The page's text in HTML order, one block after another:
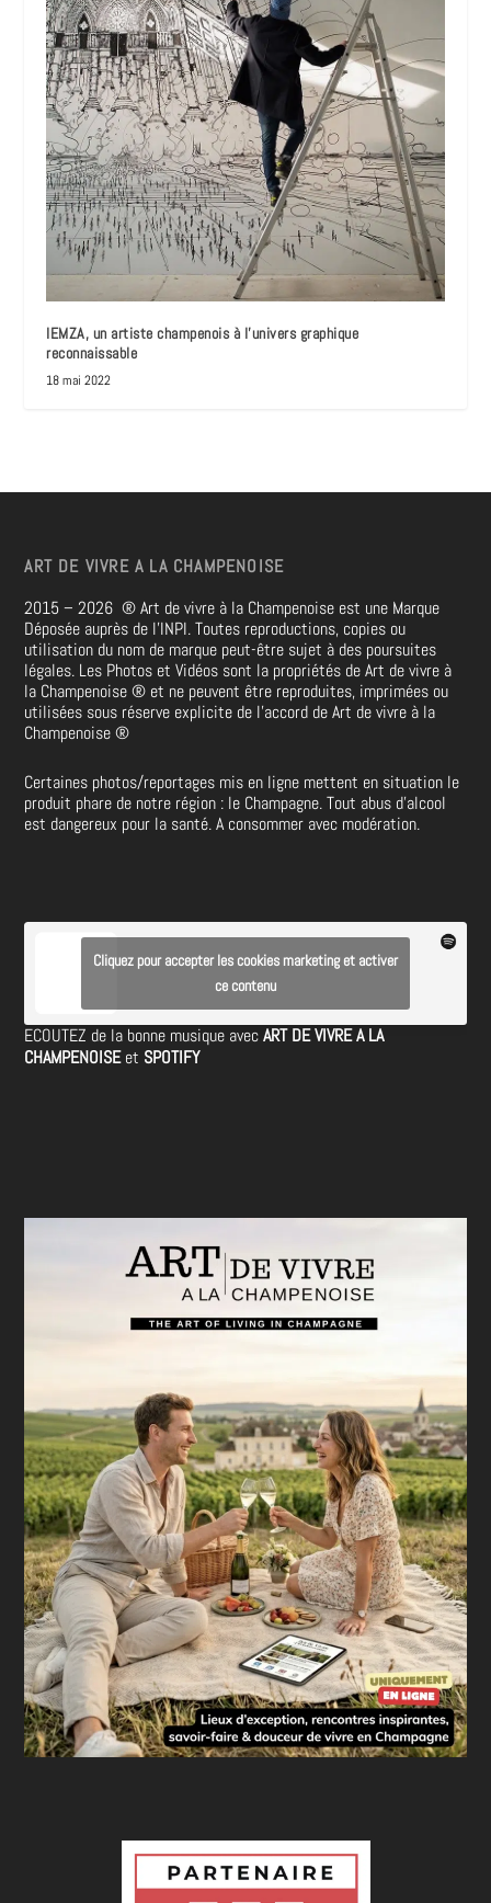
IEMZA, un artiste champenois à l’univers graphique
reconnaissable
18 mai 2022
ART DE VIVRE A LA CHAMPENOISE
2015 – 2026®Art de vivre à la Champenoise est une Marque
Déposée auprès de l’INPI. Toutes reproductions, copies ou
utilisation du nom de marque peut-être sujet à des poursuites
légales. Les Photos et Vidéos sont la propriétés de Art de vivre à
la Champenoise® et ne peuvent être reproduites, imprimées ou
utilisées sous réserve explicite de l’accord de Art de vivre à la
Champenoise®
Certaines photos/reportages mis en ligne mettent en situation le
produit phare de notre région : le Champagne. Tout abus d’alcool
est dangereux pour la santé. A consommer avec modération.
Cliquez pour accepter les cookies marketing et activer
ce contenu
ECOUTEZ de la bonne musique avecART DE VIVRE A LA
CHAMPENOISEet SPOTIFY